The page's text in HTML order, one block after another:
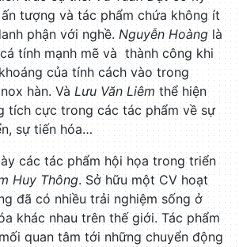
tượng và tác phẩm chứa không ít
phận với nghề. Nguyễn Hoànglà
tính mạnh mẽ và thành công khi
của tính cách vào trong
hàn. Và Lưu Văn Liêm thể hiện
tích cực trong các tác phẩm về sự
sự tiến hóa…
các tác phẩm hội họa trong triển
Huy Thông. Sở hữu một CV hoạt
đã có nhiều trải nghiệm sống ở
khác nhau trên thế giới. Tác phẩm
quan tâm tới những chuyển động